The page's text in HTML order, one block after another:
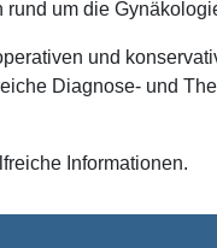
um die
und
Diagnose- und
Informationen.